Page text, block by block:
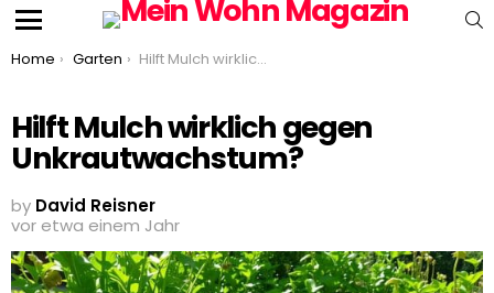
You are here:
Home Garten Hilft Mulch wirklich gegen Unkrautwachstum?
Hilft Mulch wirklich gegen
Unkrautwachstum?
by David Reisner
vor etwa einem Jahr